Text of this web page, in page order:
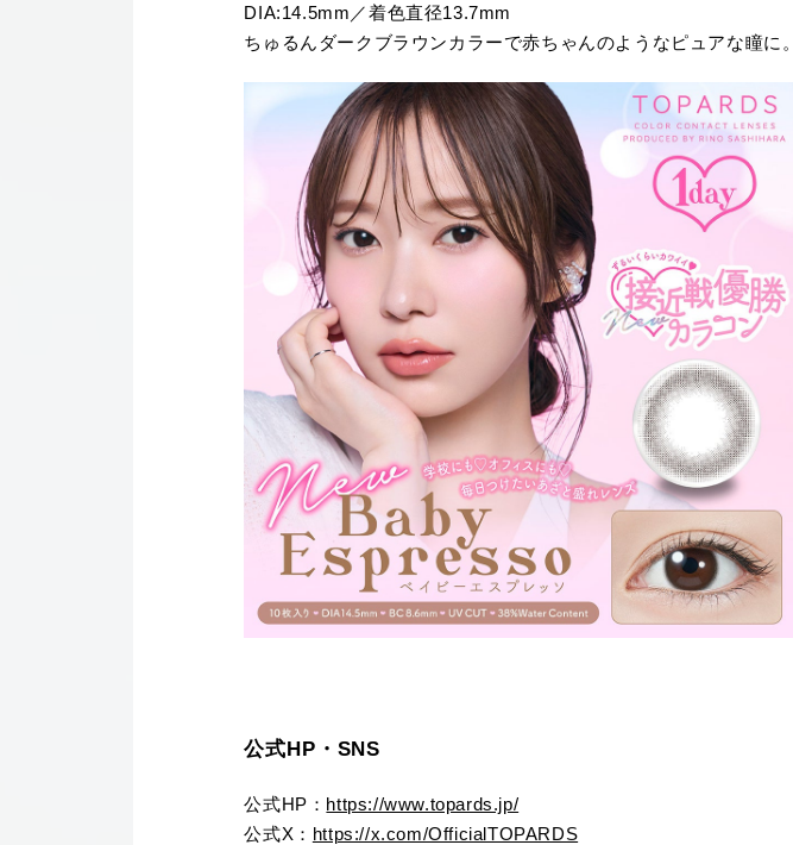
DIA:14.5mm／着色直径13.7mm
ちゅるんダークブラウンカラーで赤ちゃんのようなピュアな瞳に。
公式HP・SNS
公式HP： https://www.topards.jp/
公式X： https://x.com/OfficialTOPARDS